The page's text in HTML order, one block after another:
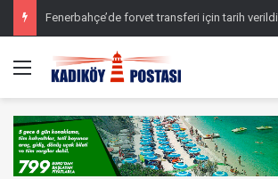
Fenerbahçe’de forvet transferi için tarih verildi
Menü